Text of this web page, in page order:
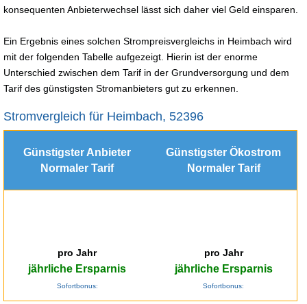
konsequenten Anbieterwechsel lässt sich daher viel Geld einsparen.
Ein Ergebnis eines solchen Strompreisvergleichs in Heimbach wird
mit der folgenden Tabelle aufgezeigt. Hierin ist der enorme
Unterschied zwischen dem Tarif in der Grundversorgung und dem
Tarif des günstigsten Stromanbieters gut zu erkennen.
Stromvergleich für Heimbach, 52396
Günstigster Anbieter
Normaler Tarif
Günstigster Ökostrom
Normaler Tarif
pro Jahr
jährliche Ersparnis
Sofortbonus:
pro Jahr
jährliche Ersparnis
Sofortbonus: